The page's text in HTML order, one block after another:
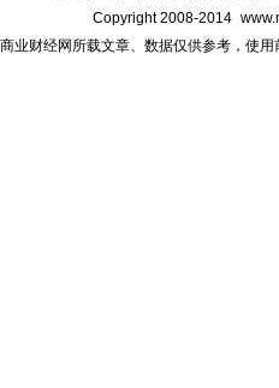
Copyright 2008-2014
商业财经网所载文章、数据仅供参考，使